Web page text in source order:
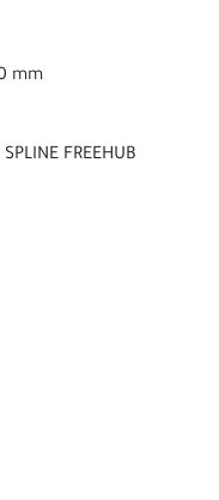
mm
FREEHUB